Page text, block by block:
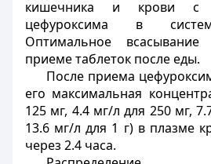
кишечника и крови с
цефуроксима в
Оптимальное всасывание
приеме таблеток после еды.
После приема
его максимальная
125 мг, 4.4 мг/л для 250 мг,
13.6 мг/л для 1 г) в плазме
через 2.4 часа.